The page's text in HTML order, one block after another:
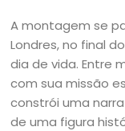
A montagem se
Londres, no final
dia de vida. Entre
com sua missão
constrói uma
de uma figura